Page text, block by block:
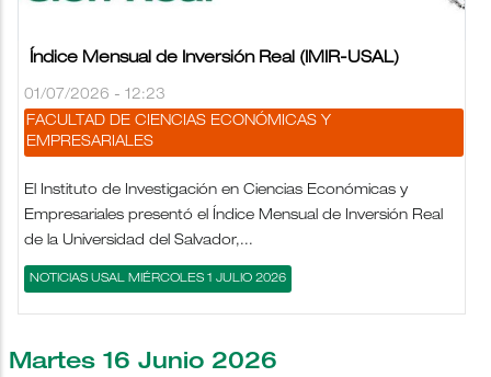
Índice Mensual de Inversión Real (IMIR-USAL)
01/07/2026 - 12:23
FACULTAD DE CIENCIAS ECONÓMICAS Y
EMPRESARIALES
El Instituto de Investigación en Ciencias Económicas y
Empresariales presentó el Índice Mensual de Inversión Real
de la Universidad del Salvador,...
NOTICIAS USAL MIÉRCOLES 1 JULIO 2026
Martes 16 Junio 2026